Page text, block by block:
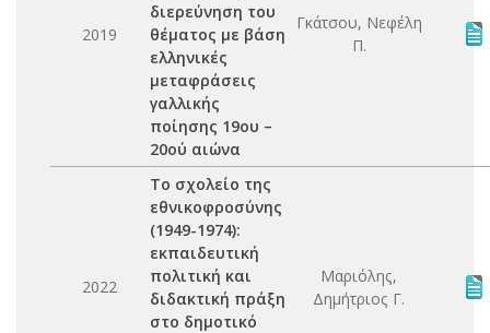
2019
διερεύνηση του
θέματος με βάση
ελληνικές
μεταφράσεις
γαλλικής
ποίησης 19ου –
20ού αιώνα
Γκάτσου, Νεφέλη
Π.
2022
Το σχολείο της
εθνικοφροσύνης
(1949-1974):
εκπαιδευτική
πολιτική και
διδακτική πράξη
στο δημοτικό
Μαριόλης,
Δημήτριος Γ.